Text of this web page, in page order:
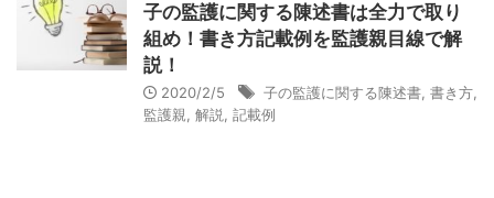
子の監護に関する陳述書は全力で取り
組め！書き方記載例を監護親目線で解
説！
2020/2/5 子の監護に関する陳述書 書き方
監護親
解説 記載例